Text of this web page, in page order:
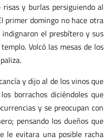
y burlas persiguiendo al
primer domingo no hace otra
el presbítero y sus
Volcó las mesas de los
y dijo al de los vinos que
borrachos diciéndoles que
y se preocupan con
pensando los dueños que
le evitara una posible racha